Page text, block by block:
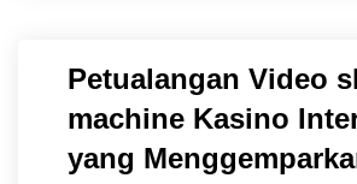
Petualangan Video
machine Kasino
yang